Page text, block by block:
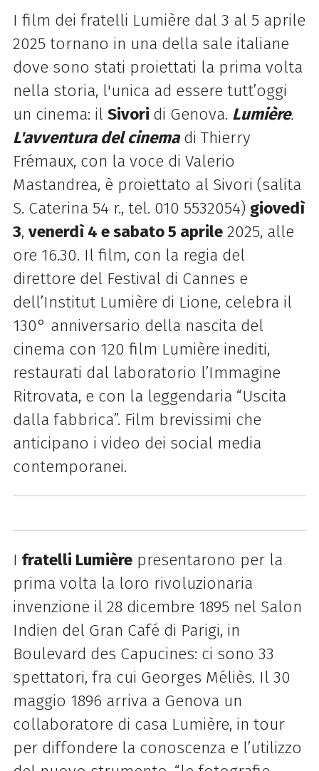
I film dei fratelli Lumière dal 3 al 5 aprile
2025 tornano in una della sale italiane
dove sono stati proiettati la prima volta
nella storia, l'unica ad essere tutt’oggi
un cinema: il Sivori di Genova. Lumière.
L'avventura del cinemadi Thierry
Frémaux, con la voce di Valerio
Mastandrea, è proiettato al Sivori (salita
S. Caterina 54 r., tel. 010 5532054) giovedì
3, venerdì 4 e sabato 5 aprile2025, alle
ore 16.30. Il film, con la regia del
direttore del Festival di Cannes e
dell’Institut Lumière di Lione, celebra il
130° anniversario della nascita del
cinema con 120 film Lumière inediti,
restaurati dal laboratorio l’Immagine
Ritrovata, e con la leggendaria “Uscita
dalla fabbrica”. Film brevissimi che
anticipano i video dei social media
contemporanei.
I fratelli Lumièrepresentarono per la
prima volta la loro rivoluzionaria
invenzione il 28 dicembre 1895 nel Salon
Indien del Gran Café di Parigi, in
Boulevard des Capucines: ci sono 33
spettatori, fra cui Georges Méliès. Il 30
maggio 1896 arriva a Genova un
collaboratore di casa Lumière, in tour
per diffondere la conoscenza e l’utilizzo